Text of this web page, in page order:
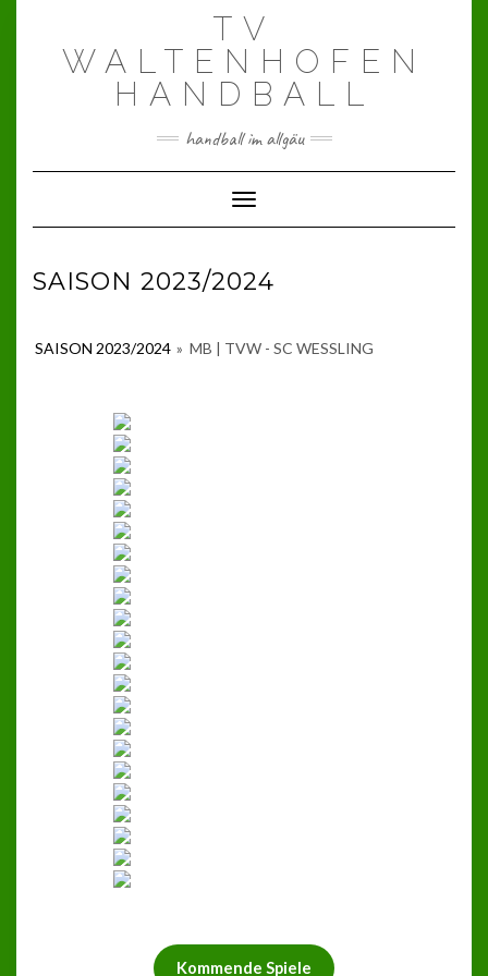
TV
WALTENHOFEN
HANDBALL
handball im allgäu
Toggle Navigation
SAISON 2023/2024
SAISON 2023/2024 » MB | TVW - SC WESSLING
Kommende Spiele